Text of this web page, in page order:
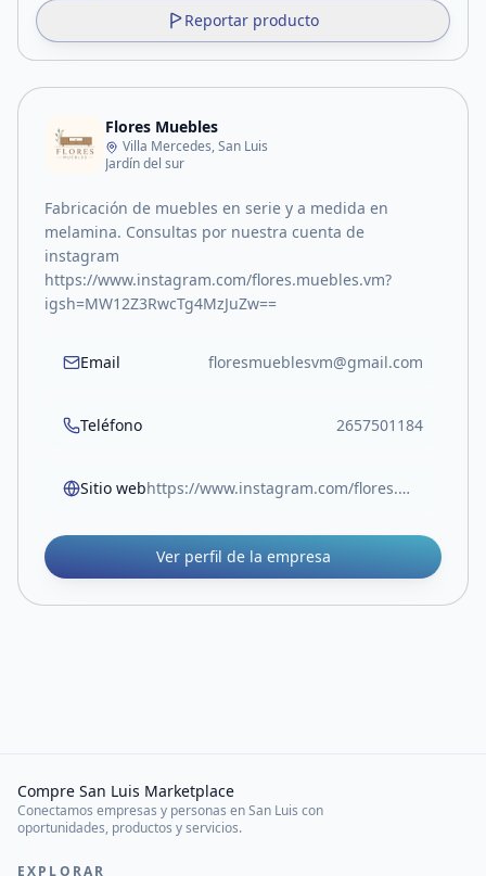
Reportar producto
Flores Muebles
Villa Mercedes, San Luis
Jardín del sur
Fabricación de muebles en serie y a medida en
melamina. Consultas por nuestra cuenta de
instagram
https://www.instagram.com/flores.muebles.vm?
igsh=MW12Z3RwcTg4MzJuZw==
Email floresmueblesvm@gmail.com
Teléfono 2657501184
Sitio web https://www.instagram.com/flores.muebles.vm?igsh=MW12Z3RwcTg4MzJuZw==
Ver perfil de la empresa
Compre San Luis Marketplace
Conectamos empresas y personas en San Luis con
oportunidades, productos y servicios.
EXPLORAR